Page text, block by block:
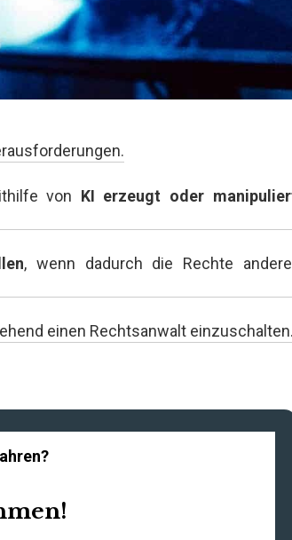
von KI erzeugt oder
, wenn dadurch die Rechte
einen Rechtsanwalt einzuschalten.